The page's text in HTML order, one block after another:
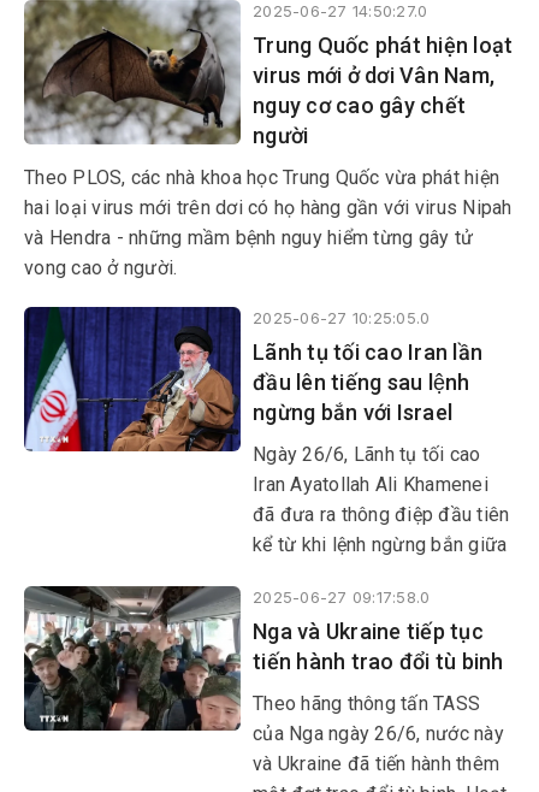
2025-06-27 14:50:27.0
Trung Quốc phát hiện loạt
virus mới ở dơi Vân Nam,
nguy cơ cao gây chết
người
Theo PLOS, các nhà khoa học Trung Quốc vừa phát hiện
hai loại virus mới trên dơi có họ hàng gần với virus Nipah
và Hendra - những mầm bệnh nguy hiểm từng gây tử
vong cao ở người.
2025-06-27 10:25:05.0
Lãnh tụ tối cao Iran lần
đầu lên tiếng sau lệnh
ngừng bắn với Israel
Ngày 26/6, Lãnh tụ tối cao
Iran Ayatollah Ali Khamenei
đã đưa ra thông điệp đầu tiên
kể từ khi lệnh ngừng bắn giữa
trong đó khẳng định lập
trường của Tehran liên quan
đến hoạt động làm giàu urani
của nước này.
2025-06-27 09:17:58.0
Nga và Ukraine tiếp tục
tiến hành trao đổi tù binh
Theo hãng thông tấn TASS
của Nga ngày 26/6, nước này
và Ukraine đã tiến hành thêm